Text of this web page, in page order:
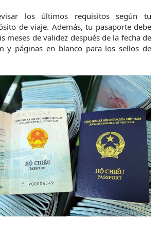
los últimos requisitos según tu
de viaje. Además, tu pasaporte debe
meses de validez después de la fecha de
y páginas en blanco para los sellos de